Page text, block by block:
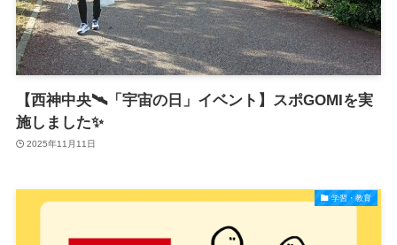
【西神中央🛰️「宇宙の日」イベント】スポGOMIを実
施しました✨
2025年11月11日
学習・教育